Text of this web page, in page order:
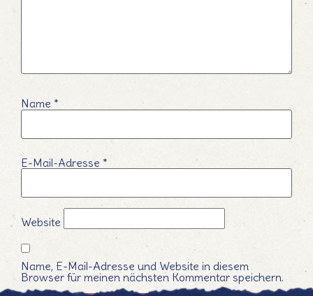
Name *
E-Mail-Adresse *
Website
Name, E-Mail-Adresse und Website in diesem
Browser für meinen nächsten Kommentar speichern.